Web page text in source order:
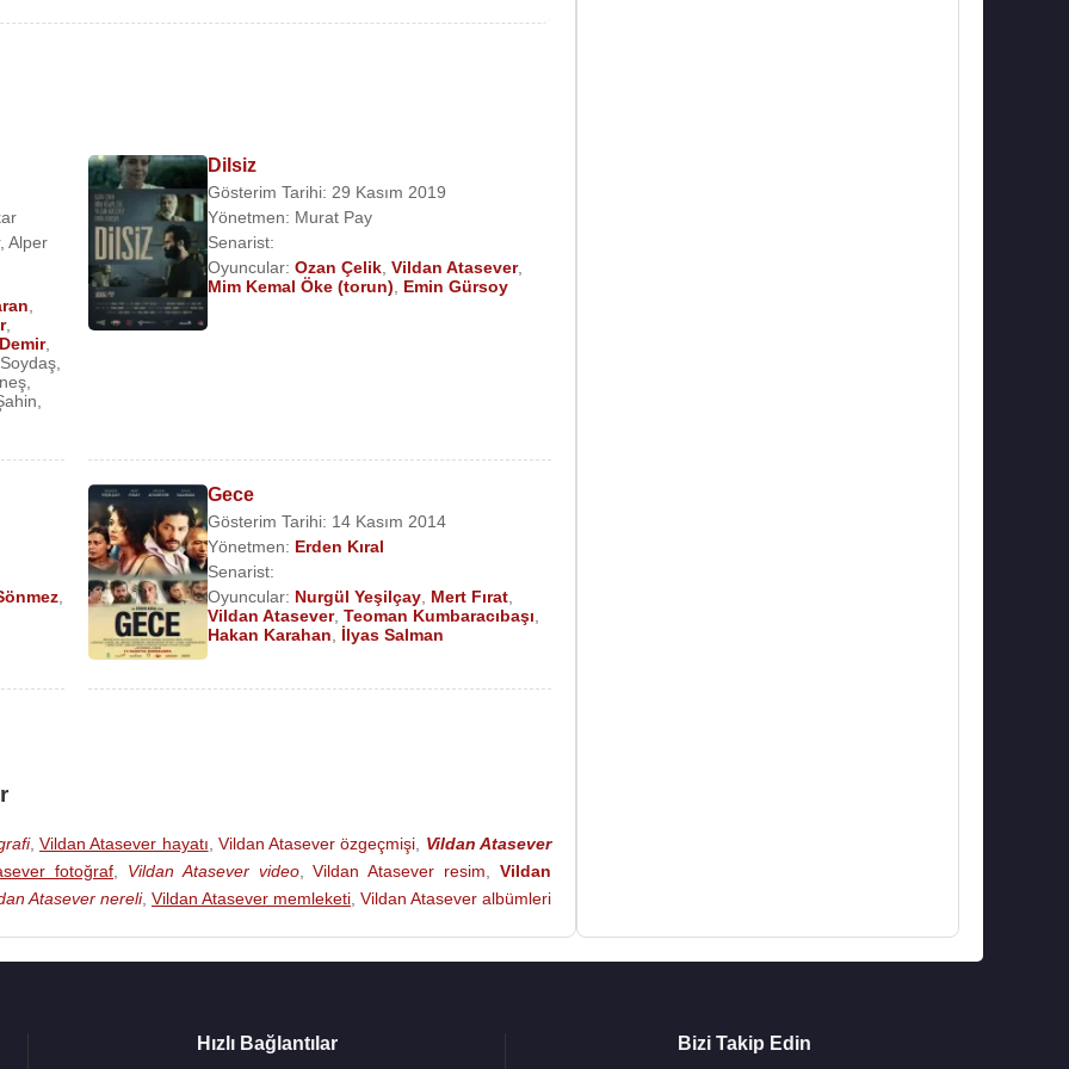
(Sinema Filmi)
(TV Dizisi)
Dizisi)
, Alper
,
,
Dilsiz
Gösterim Tarihi: 29 Kasım 2019
Yönetmen: Murat Pay
Senarist:
Oyuncular: Ozan Çelik, Vildan Atasever,
Mim Kemal Öke (torun)
Emin Gürsoy
Gece
Gösterim Tarihi: 14 Kasım 2014
Yönetmen: Erden Kıral
Senarist:
Oyuncular: Nurgül Yeşilçay, Mert Fırat,
Vildan Atasever, Teoman Kumbaracıbaşı
Hakan Karahan
İlyas Salman
,Vildan Atasever hayatı, Vildan Atasever özgeçmişi, Vildan Atasever
fotoğraf, Vildan Atasever video,Vildan Atasever resim,Vildan
Atasever nereli, Vildan Atasever memleketi, Vildan Atasever albümleri
Hızlı Bağlantılar Bizi Takip Edin